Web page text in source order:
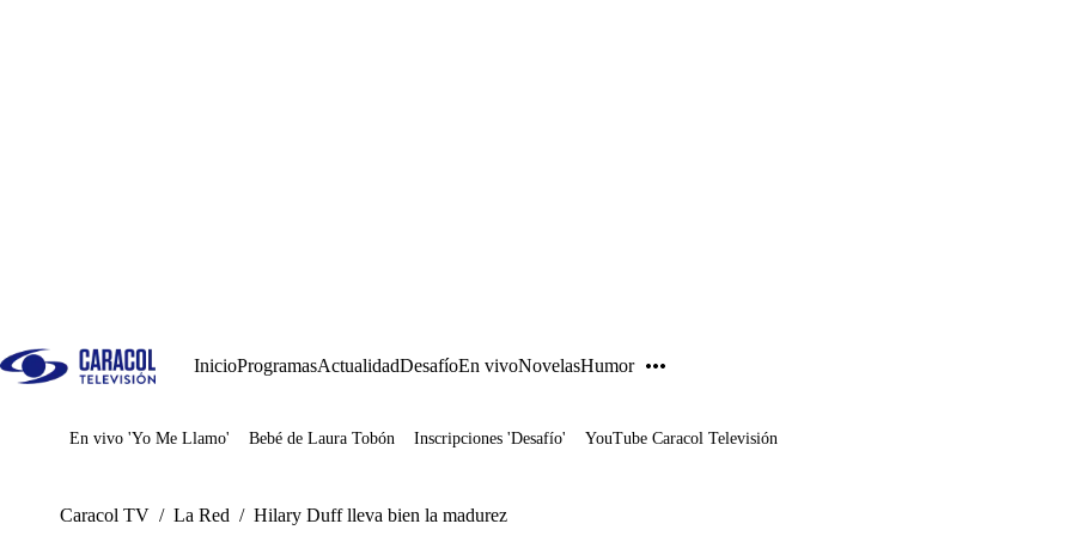
InicioProgramasActualidadDesafíoEn vivoNovelasHumor
Juegos
En vivo 'Yo Me Llamo' Bebé de Laura Tobón Inscripciones 'Desafío' YouTube Caracol Televisión
Caracol TV / La Red / Hilary Duff lleva bien la madurez